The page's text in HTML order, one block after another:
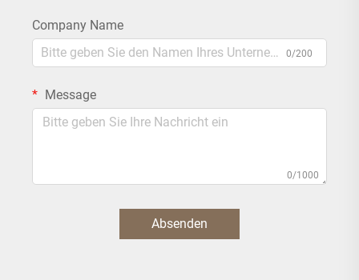
Company Name
0/200
Message
0/1000
Absenden